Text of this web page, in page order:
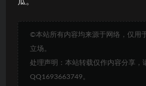
©本站所有内容均来源于网络，仅用
立场。
处理声明：本站转载仅作内容分享，
QQ1693663749。